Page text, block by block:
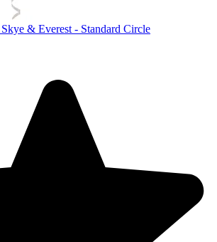
& Everest - Standard Circle